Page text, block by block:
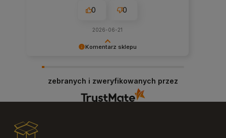
Komentarz sklepu
możemy zapewnić odpowiednią obsługę tak
świetnym klientom. Dziękujemy raz jeszcze!
0 0
2026-06-21
zebranych i zweryfikowanych przez